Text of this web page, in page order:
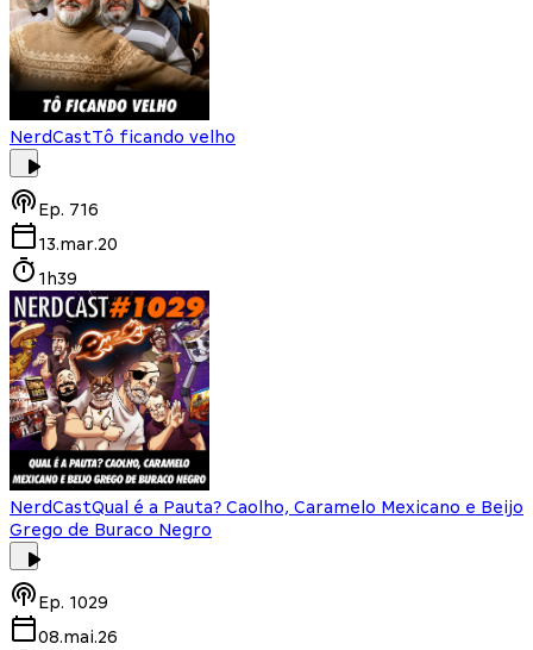
NerdCastTô ficando velho
Ep. 716
13.mar.20
1h39
NerdCastQual é a Pauta? Caolho, Caramelo Mexicano e Beijo
Grego de Buraco Negro
Ep. 1029
08.mai.26